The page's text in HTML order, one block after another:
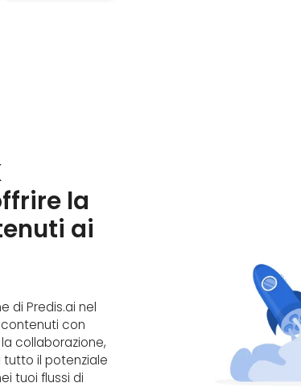
la
ai
di Predis.ai nel
con
collaborazione,
il potenziale
tuoi flussi di